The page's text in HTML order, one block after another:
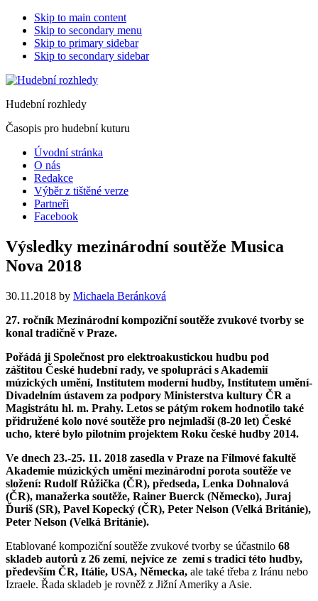
Skip to main content
Skip to secondary menu
Skip to primary sidebar
Skip to secondary sidebar
Hudební rozhledy
Časopis pro hudební kuturu
Úvodní stránka
O nás
Redakce
Výběr z tištěné verze
Partneři
Facebook
Výsledky mezinárodní soutěže Musica
Nova 2018
30.11.2018 by Michaela Beránková
27. ročník Mezinárodní kompoziční soutěže zvukové tvorby se
konal tradičně v Praze.
Pořádá ji Společnost pro elektroakustickou hudbu pod
záštitou České hudební rady, ve spolupráci s Akademií
múzických umění, Institutem moderní hudby, Institutem umění-
Divadelním ústavem za podpory Ministerstva kultury ČR a
Magistrátu hl. m. Prahy. Letos se pátým rokem hodnotilo také
přidružené kolo nové soutěže pro nejmladší (8-20 let) České
ucho, které bylo pilotním projektem Roku české hudby 2014.
Ve dnech 23.-25. 11. 2018 zasedla v Praze na Filmové fakultě
Akademie múzických umění mezinárodní porota soutěže ve
složení: Rudolf Růžička (ČR), předseda, Lenka Dohnalová
(ČR), manažerka soutěže, Rainer Buerck (Německo), Juraj
Ďuriš (SR), Pavel Kopecký (ČR), Peter Nelson (Velká Británie),
Peter Nelson (Velká Británie).
Etablované kompoziční soutěže zvukové tvorby se účastnilo 68
skladeb autorů z 26 zemí, nejvíce ze zemí s tradicí této hudby,
především ČR, Itálie, USA, Německa, ale také třeba z Iránu nebo
Izraele. Řada skladeb je rovněž z Jižní Ameriky a Asie.